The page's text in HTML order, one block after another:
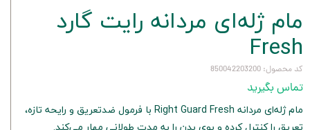
مام ژله‌ای مردانه رایت گارد
Fresh
کد محصول: 850042203200
تماس بگیرید
مام ژله‌ای مردانه Right Guard Fresh با فرمول ضدتعریق و رایحه تازه،